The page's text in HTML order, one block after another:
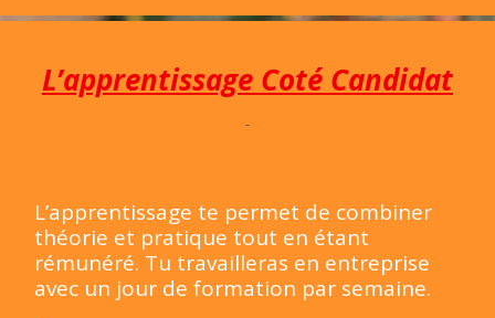
L’apprentissage Coté Candidat
L’apprentissage te permet de combiner
théorie et pratique tout en étant
rémunéré. Tu travailleras en entreprise
avec un jour de formation par semaine.